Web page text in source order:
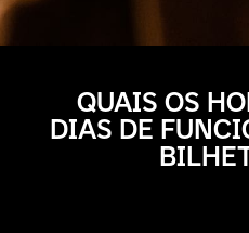
QUAIS OS
DIAS DE